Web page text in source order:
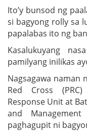
Ito’y bunsod ng
si bagyong rolly sa
papalabas ito ng
Kasalukuyang
pamilyang inilikas
Nagsagawa naman
Red Cross
Response Unit at
and
paghagupit ni